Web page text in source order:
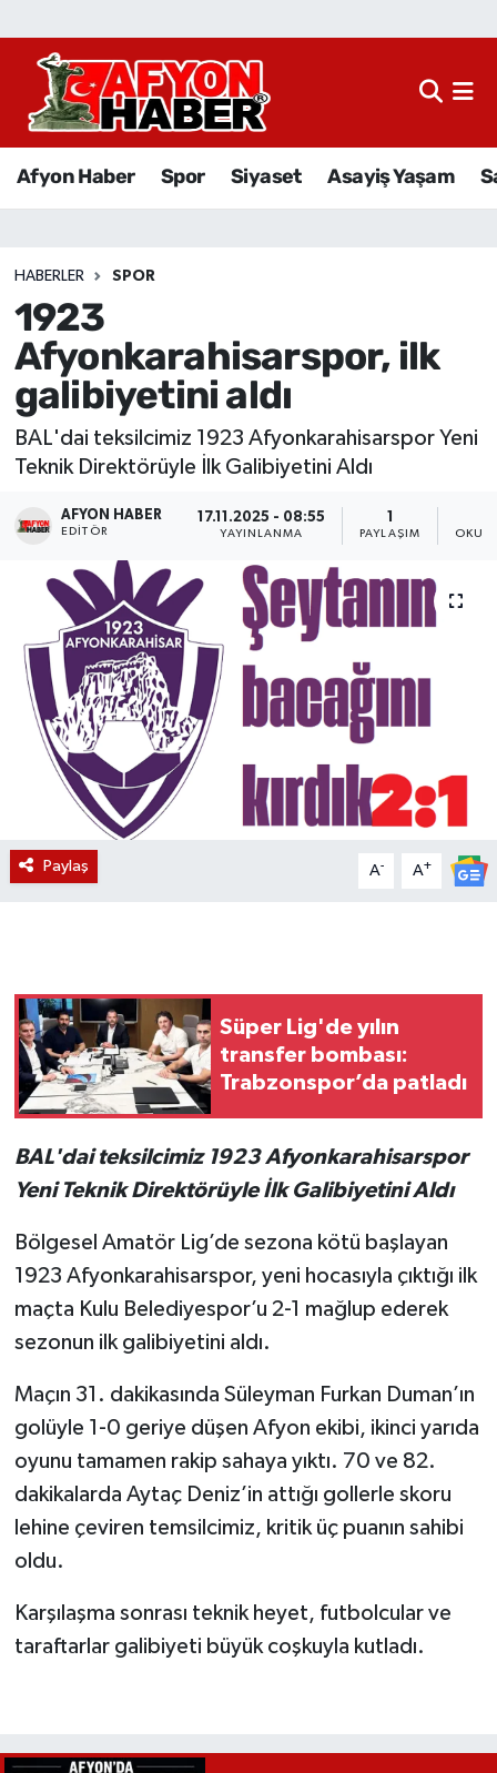
Afyon Haber Spor Siyaset Asayiş Yaşam
HABERLER SPOR
1923
Afyonkarahisarspor, ilk
galibiyetini aldı
BAL'dai teksilcimiz 1923 Afyonkarahisarspor Yeni
Teknik Direktörüyle İlk Galibiyetini Aldı
AFYON HABER
EDITÖR
17.11.2025 - 08:55
YAYINLANMA PAYLAŞIM
Paylaş A- A+
Süper Lig'de yılın
transfer bombası:
Trabzonspor’da patladı
BAL'dai teksilcimiz 1923 Afyonkarahisarspor
Yeni Teknik Direktörüyle İlk Galibiyetini Aldı
Bölgesel Amatör Lig’de sezona kötü başlayan
1923 Afyonkarahisarspor, yeni hocasıyla çıktığı ilk
maçta Kulu Belediyespor’u 2-1 mağlup ederek
sezonun ilk galibiyetini aldı.
Maçın 31. dakikasında Süleyman Furkan Duman’ın
golüyle 1-0 geriye düşen Afyon ekibi, ikinci yarıda
oyunu tamamen rakip sahaya yıktı. 70 ve 82.
dakikalarda Aytaç Deniz’in attığı gollerle skoru
lehine çeviren temsilcimiz, kritik üç puanın sahibi
oldu.
Karşılaşma sonrası teknik heyet, futbolcular ve
taraftarlar galibiyeti büyük coşkuyla kutladı.
Afyon Haber
Sağlık
Eğitim
Ekonomi
Magazin
Etkinlikler